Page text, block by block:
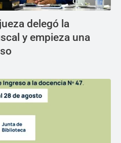
delegó la
y empieza una